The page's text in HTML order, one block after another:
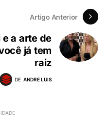
Artigo Anterior
a arte de
já tem
raiz
DE ANDRE LUIS